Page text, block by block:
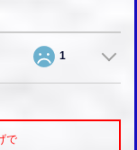
1
で